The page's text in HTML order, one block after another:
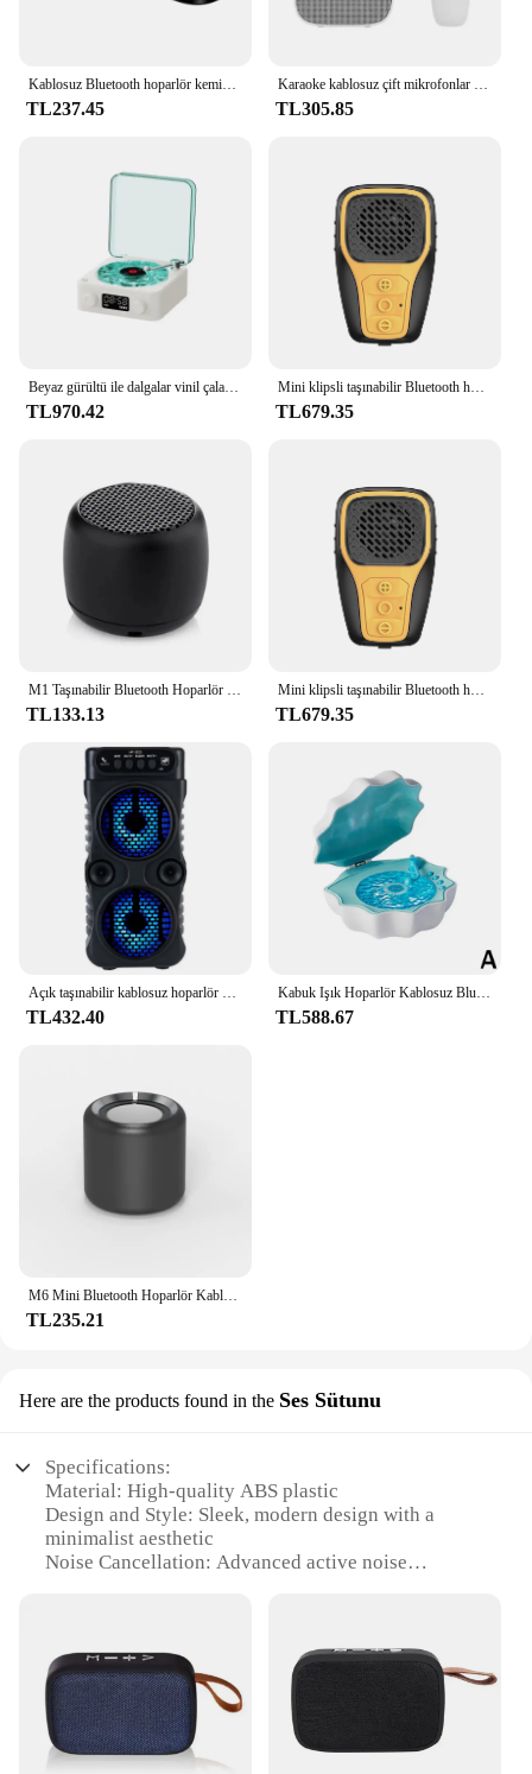
Kablosuz Bluetooth hoparlör kemik iletim Stereo Subwoofer soundbar'da yastık altında müzik kutusu yerleşik beyaz gürültü uyku geliştirmek
TL237.45
Karaoke kablosuz çift mikrofonlar makinesi KTV DSP sistemi Bluetooth hoparlör HIFI Stereo Surround çocuklar ve yetişkinler için parti hediye
TL305.85
Beyaz gürültü ile dalgalar vinil çalar Bluetooth hoparlör Retro pikap hoparlör uyku yardım RGB ışık ile Vitrola şekilli hoparlör
TL970.42
Mini klipsli taşınabilir Bluetooth hoparlör dahili gürültü önleyici Mikrofon IP67 su geçirmez Spor salonu toplantıları aksesuarları
TL679.35
M1 Taşınabilir Bluetooth Hoparlör Müzik Stereo surround Mini USB Açık Subwoofer Hoparlör Ses Çalar Kablosuz Bluetooth Hoparlör
TL133.13
Mini klipsli taşınabilir Bluetooth hoparlör dahili gürültü önleyici Mikrofon IP67 su geçirmez Spor salonu toplantıları aksesuarları
TL679.35
Açık taşınabilir kablosuz hoparlör çift 3 inç müzik Stereo Subwoofer bas dans parti aile Karaoke için USB güç kaynağı
TL432.40
Kabuk Işık Hoparlör Kablosuz Bluetooth 7 Renkli Aydınlatma Efekti 360 Derece Çevresel Işık 7 Tip Beyaz Gürültü Yaratıcı Hediye
TL588.67
M6 Mini Bluetooth Hoparlör Kablosuz Taşınabilir Çift Eşleştirme Stereo Ses TWS Masaüstü Cep Telefonu için Dahili Mikrofon Sevimli
TL235.21
Here are the products found in the Ses Sütunu
Specifications:
Material: High-quality ABS plastic
Design and Style: Sleek, modern design with a
minimalist aesthetic
Noise Cancellation: Advanced active noise
Parts and Accessories: Comes with a power adapter
and user manual
Usage and Purpose: Ideal for personal use or shared
spaces